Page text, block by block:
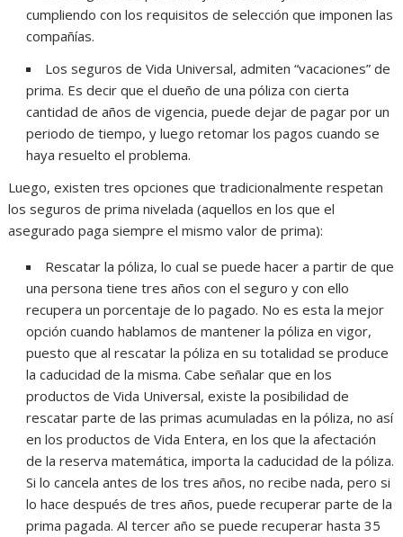
cumpliendo con los requisitos de selección que imponen las
compañías.
Los seguros de Vida Universal, admiten “vacaciones” de
prima. Es decir que el dueño de una póliza con cierta
cantidad de años de vigencia, puede dejar de pagar por un
periodo de tiempo, y luego retomar los pagos cuando se
haya resuelto el problema.
Luego, existen tres opciones que tradicionalmente respetan
los seguros de prima nivelada (aquellos en los que el
asegurado paga siempre el mismo valor de prima):
Rescatar la póliza, lo cual se puede hacer a partir de que
una persona tiene tres años con el seguro y con ello
recupera un porcentaje de lo pagado. No es esta la mejor
opción cuando hablamos de mantener la póliza en vigor,
puesto que al rescatar la póliza en su totalidad se produce
la caducidad de la misma. Cabe señalar que en los
productos de Vida Universal, existe la posibilidad de
rescatar parte de las primas acumuladas en la póliza, no así
en los productos de Vida Entera, en los que la afectación
de la reserva matemática, importa la caducidad de la póliza.
Si lo cancela antes de los tres años, no recibe nada, pero si
lo hace después de tres años, puede recuperar parte de la
prima pagada. Al tercer año se puede recuperar hasta 35